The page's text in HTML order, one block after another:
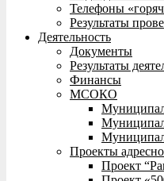
Телефоны
Результаты
Деятельность
Документы
Результаты
Финансы
МСОКО
Проекты
Проект